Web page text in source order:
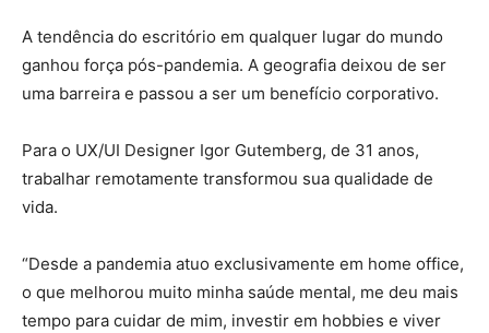
A tendência do escritório em qualquer lugar do mundo
ganhou força pós-pandemia. A geografia deixou de ser
uma barreira e passou a ser um benefício corporativo.
Para o UX/UI Designer Igor Gutemberg, de 31 anos,
trabalhar remotamente transformou sua qualidade de
vida.
“Desde a pandemia atuo exclusivamente em home office,
o que melhorou muito minha saúde mental, me deu mais
tempo para cuidar de mim, investir em hobbies e viver